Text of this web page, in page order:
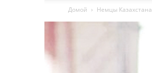
Домой Немцы Казахстана